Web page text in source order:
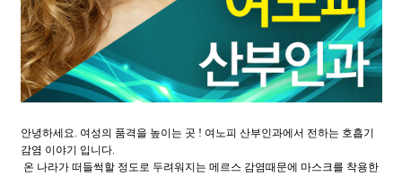
안녕하세요. 여성의 품격을 높이는 곳 ! 여노피 산부인과에서 전하는 호흡기
감염 이야기 입니다.
온 나라가 떠들썩할 정도로 두려워지는 메르스 감염때문에 마스크를 착용한